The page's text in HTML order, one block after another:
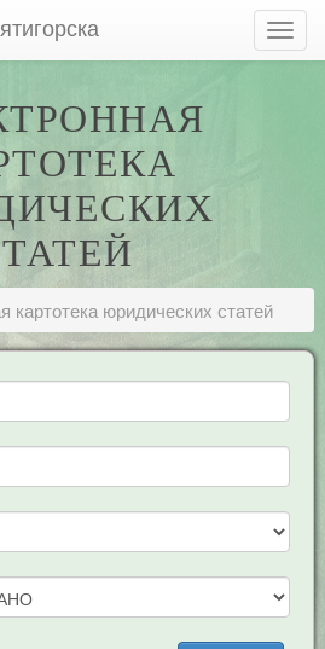
картотека юридических статей